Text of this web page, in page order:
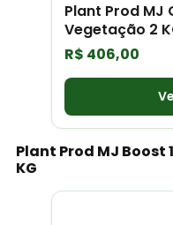
Plant Prod MJ
Vegetação 2
R$ 406,00
Plant Prod MJ Boost
KG